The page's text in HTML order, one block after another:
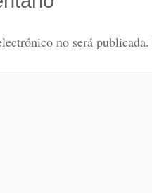
no será publicada.